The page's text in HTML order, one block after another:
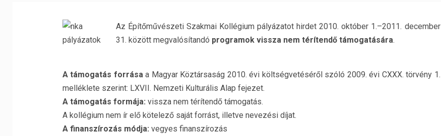
Az Építőművészeti Szakmai Kollégium pályázatot hirdet 2010. október 1.–2011. december
31. között megvalósítandó programok vissza nem térítendő támogatására.
A támogatás forrásaa Magyar Köztársaság 2010. évi költségvetéséről szóló 2009. évi CXXX. törvény 1.
melléklete szerint: LXVII. Nemzeti Kulturális Alap fejezet.
A támogatás formája: vissza nem térítendő támogatás.
A kollégium nem ír elő kötelező saját forrást, illetve nevezési díjat.
A finanszírozás módja: vegyes finanszírozás